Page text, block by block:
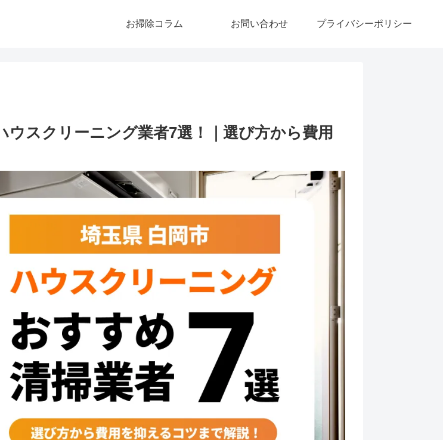
お掃除コラム お問い合わせ プライバシーポリシー
ウスクリーニング業者7選！｜選び方から費用